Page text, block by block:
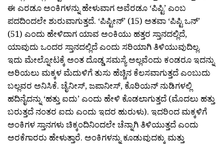
ಈ ಎರಡೂ ಅಂಕಿಗಳನ್ನು ಹೇಳುವಾಗ ಅವೆರಡೂ ‘ಪಿಪ್ಟಿ’ ಎಂಬ
ಪದದಿಂದಲೇ ಶುರುವಾಗುತ್ತದೆ. ‘ಪಿಪ್ಟೀನ್’ (15) ಅತವಾ ‘ಪಿಪ್ಟಿ ಒನ್’
(51) ಎಂದು ಹೇಳಿದಾಗ ಯಾವ ಅಂಕಿಯು ಹತ್ತರ ಸ್ತಾನದಲ್ಲಿದೆ,
ಯಾವುದು ಒಂದರ ಸ್ತಾನದಲ್ಲಿದೆ ಎಂದು ಸರಿಯಾಗಿ ತಿಳಿಯುವುದಿಲ್ಲ.
ಇದು ಮೇಲ್ನೋಟಕ್ಕೆ ಅಂತ ದೊಡ್ಡ ಸಮಸ್ಯೆ ಅಲ್ಲವೆಂದು ಕಂಡರೂ ಇದನ್ನು
ಅರಿಯಲು ಮಕ್ಕಳ ಮೆದುಳಿಗೆ ತುಸು ಹೆಚ್ಚಿನ ಕೆಲಸವಾಗುತ್ತದೆ ಎಂಬುದು
ಬಲ್ಲವರ ಅನಿಸಿಕೆ. ಚೈನೀಸ್, ಜಪಾನೀಸ್, ಕೊರಿಯನ್ ನುಡಿಗಳಲ್ಲಿ
ಹದಿನೈದನ್ನು ‘ಹತ್ತು ಐದು’ ಎಂದು ಹೇಳಿ ಕೊಡಲಾಗುತ್ತದೆ (ಮೊದಲು ಹತ್ತು
ಬರುತ್ತದೆ ನಂತರ ಐದು ಎಂದು ಇದರ ಹುರುಳು). ಇದರಿಂದ ಮಕ್ಕಳಿಗೆ
ಅಂಕಿಗಳ ಸ್ತಾನಗಳು ಚಿಕ್ಕಂದಿನಿಂದಲೇ ಚೆನ್ನಾಗಿ ತಿಳಿಯುತ್ತದೆ ಎಂದು
ಅರಕೆಗಾರರು ಹೇಳುತ್ತಾರೆ. ಅಂಕಿಗಳನ್ನು ಕೂಡುವುದಕ್ಕು ಮತ್ತು